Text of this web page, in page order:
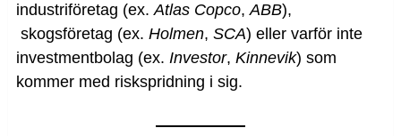
industriföretag (ex.Atlas Copco,ABB),
skogsföretag (ex. Holmen, SCA) eller varför inte
investmentbolag (ex. Investor, Kinnevik) som
kommer med riskspridning i sig.